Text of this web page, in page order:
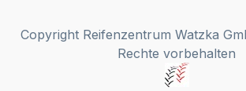
Copyright Reifenzentrum Watzka
Rechte vorbehalten